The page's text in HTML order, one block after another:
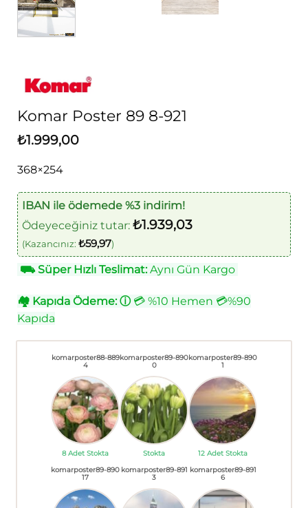
Komar Poster 89 8-921
₺1.999,00
368×254
IBAN ile ödemede %3 indirim!
Ödeyeceğiniz tutar: ₺1.939,03
(Kazancınız: ₺59,97)
⛟Süper Hızlı Teslimat:Aynı Gün Kargo
🏘 Kapıda Ödeme: ⓘ💳 %10 Hemen 💳%90
Kapıda
komarposter88-889
4
8 Adet Stokta
komarposter89-890
0
Stokta
komarposter89-890
1
12 Adet Stokta
komarposter89-890
17
komarposter89-891
3
komarposter89-891
6